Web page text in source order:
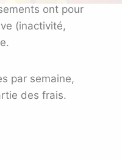
ont pour
(inactivité,
par semaine,
des frais.